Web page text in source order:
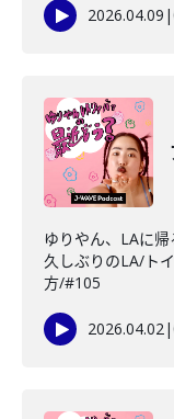
2026.04.09 |
ゆりやん、LAに
久しぶりのLA/ト
方/#105
2026.04.02|